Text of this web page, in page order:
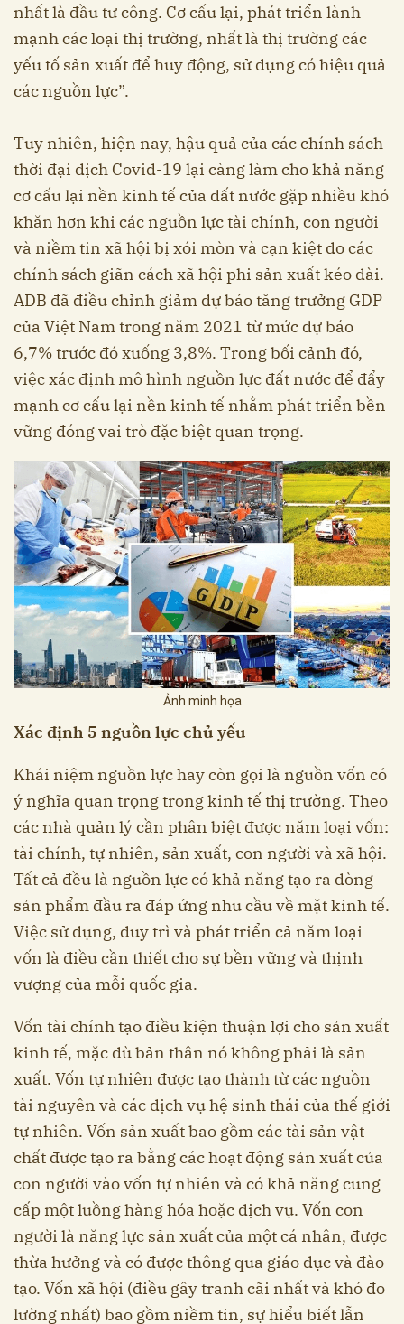
nhất là đầu tư công. Cơ cấu lại, phát triển lành
mạnh các loại thị trường, nhất là thị trường các
yếu tố sản xuất để huy động, sử dụng có hiệu quả
các nguồn lực”.
Tuy nhiên, hiện nay, hậu quả của các chính sách
thời đại dịch Covid-19 lại càng làm cho khả năng
cơ cấu lại nền kinh tế của đất nước gặp nhiều khó
khăn hơn khi các nguồn lực tài chính, con người
và niềm tin xã hội bị xói mòn và cạn kiệt do các
chính sách giãn cách xã hội phi sản xuất kéo dài.
ADB đã điều chỉnh giảm dự báo tăng trưởng GDP
của Việt Nam trong năm 2021 từ mức dự báo
6,7% trước đó xuống 3,8%. Trong bối cảnh đó,
việc xác định mô hình nguồn lực đất nước để đẩy
mạnh cơ cấu lại nền kinh tế nhằm phát triển bền
vững đóng vai trò đặc biệt quan trọng.
Ảnh minh họa
Xác định 5 nguồn lực chủ yếu
Khái niệm nguồn lực hay còn gọi là nguồn vốn có
ý nghĩa quan trọng trong kinh tế thị trường. Theo
các nhà quản lý cần phân biệt được năm loại vốn:
tài chính, tự nhiên, sản xuất, con người và xã hội.
Tất cả đều là nguồn lực có khả năng tạo ra dòng
sản phẩm đầu ra đáp ứng nhu cầu về mặt kinh tế.
Việc sử dụng, duy trì và phát triển cả năm loại
vốn là điều cần thiết cho sự bền vững và thịnh
vượng của mỗi quốc gia.
Vốn tài chính tạo điều kiện thuận lợi cho sản xuất
kinh tế, mặc dù bản thân nó không phải là sản
xuất. Vốn tự nhiên được tạo thành từ các nguồn
tài nguyên và các dịch vụ hệ sinh thái của thế giới
tự nhiên. Vốn sản xuất bao gồm các tài sản vật
chất được tạo ra bằng các hoạt động sản xuất của
con người vào vốn tự nhiên và có khả năng cung
cấp một luồng hàng hóa hoặc dịch vụ. Vốn con
người là năng lực sản xuất của một cá nhân, được
thừa hưởng và có được thông qua giáo dục và đào
tạo. Vốn xã hội (điều gây tranh cãi nhất và khó đo
lường nhất) bao gồm niềm tin, sự hiểu biết lẫn